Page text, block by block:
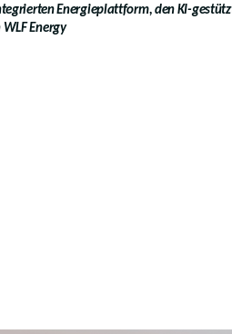
Energieplattform, den KI-
Energy